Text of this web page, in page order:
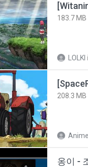
183.7 MB
LOLKI
208.3 MB
옹이 -